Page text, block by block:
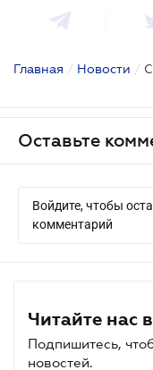
Главная / Новости /
Оставьте
Войдите, чтобы
комментарий
Читайте нас
Подпишитесь,
новостей.